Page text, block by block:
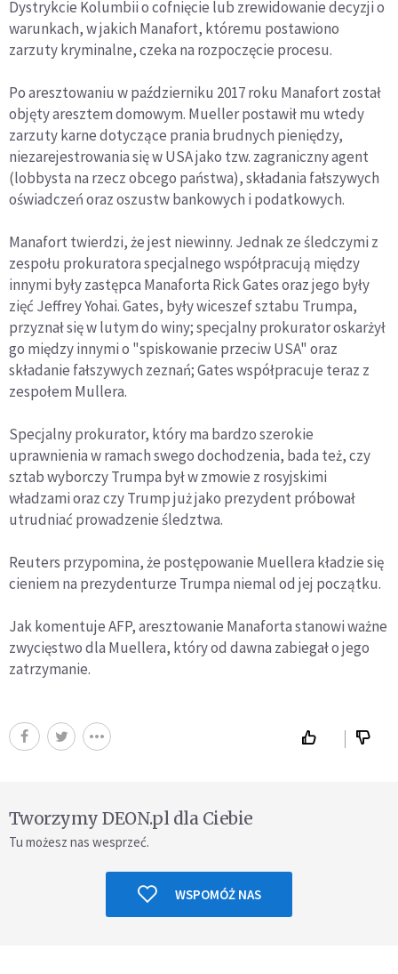
Dystrykcie Kolumbii o cofnięcie lub zrewidowanie decyzji o
warunkach, w jakich Manafort, któremu postawiono
zarzuty kryminalne, czeka na rozpoczęcie procesu.
Po aresztowaniu w październiku 2017 roku Manafort został
objęty aresztem domowym. Mueller postawił mu wtedy
zarzuty karne dotyczące prania brudnych pieniędzy,
niezarejestrowania się w USA jako tzw. zagraniczny agent
(lobbysta na rzecz obcego państwa), składania fałszywych
oświadczeń oraz oszustw bankowych i podatkowych.
Manafort twierdzi, że jest niewinny. Jednak ze śledczymi z
zespołu prokuratora specjalnego współpracują między
innymi były zastępca Manaforta Rick Gates oraz jego były
zięć Jeffrey Yohai. Gates, były wiceszef sztabu Trumpa,
przyznał się w lutym do winy; specjalny prokurator oskarżył
go między innymi o "spiskowanie przeciw USA" oraz
składanie fałszywych zeznań; Gates współpracuje teraz z
zespołem Mullera.
Specjalny prokurator, który ma bardzo szerokie
uprawnienia w ramach swego dochodzenia, bada też, czy
sztab wyborczy Trumpa był w zmowie z rosyjskimi
władzami oraz czy Trump już jako prezydent próbował
utrudniać prowadzenie śledztwa.
Reuters przypomina, że postępowanie Muellera kładzie się
cieniem na prezydenturze Trumpa niemal od jej początku.
Jak komentuje AFP, aresztowanie Manaforta stanowi ważne
zwycięstwo dla Muellera, który od dawna zabiegał o jego
zatrzymanie.
Tworzymy DEON.pl dla Ciebie
Tu możesz nas wesprzeć.
WSPOMÓŻ NAS